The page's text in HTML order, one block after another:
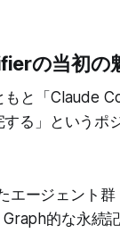
の当初の
と「Claude
する」というポ
エージェント群
的な永続